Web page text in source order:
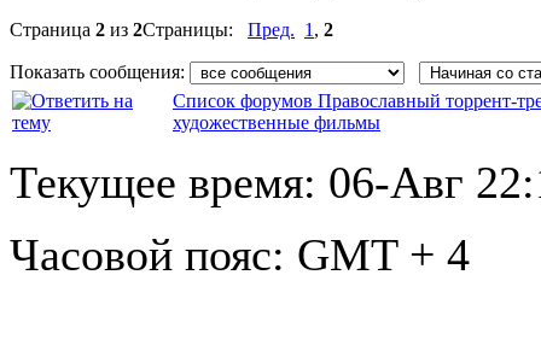
Страница 2 из 2Страницы: Пред. 1 , 2
Показать сообщения:
Список форумов Православный торрент-
художественные фильмы
Текущее время: 06-Авг
Часовой пояс: GMT + 4